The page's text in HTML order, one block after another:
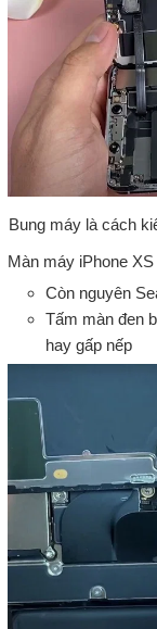
Bung máy là cách
Màn máy iPhone
Còn nguyên
Tấm màn đen
hay gấp nếp